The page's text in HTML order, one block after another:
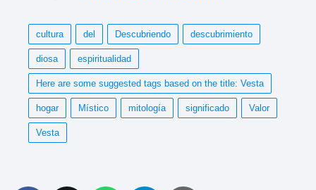
cultura del Descubriendo descubrimiento
diosa espiritualidad
Here are some suggested tags based on the title: Vesta
hogar Místico mitología significado Valor
Vesta